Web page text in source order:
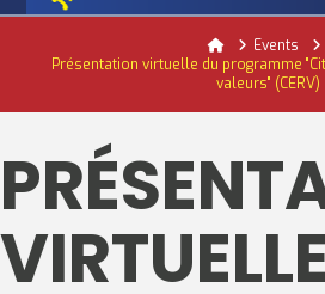
ACTUALITÉ DE L'UNION EUROPÉENNE, ACTUALITÉ DE LA REPRÉSENTATION
HomeEvents
Présentation virtuelle du programme
valeurs" (CERV)